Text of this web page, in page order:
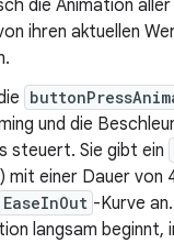
die Animation
ihren aktuellen
und die
steuert. Sie gibt ein
mit einer Dauer von
EaseInOut -Kurve
langsam beginnt,